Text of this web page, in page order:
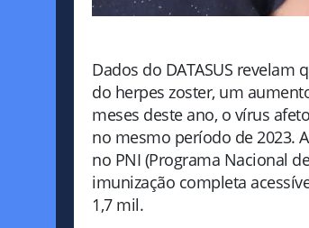
Dados do DATASUS
do herpes zoster, um
meses deste ano, o vírus
no mesmo período de 2023.
no PNI (Programa Nacional
imunização completa
1,7 mil.